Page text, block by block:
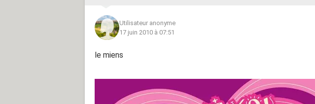
Utilisateur anonyme
17 juin 2010 à 07:51
le miens